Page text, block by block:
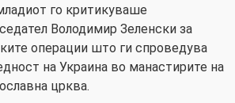
го критикуваше
Володимир Зеленски за
операции што ги спроведува
на Украина во манастирите на
црква.